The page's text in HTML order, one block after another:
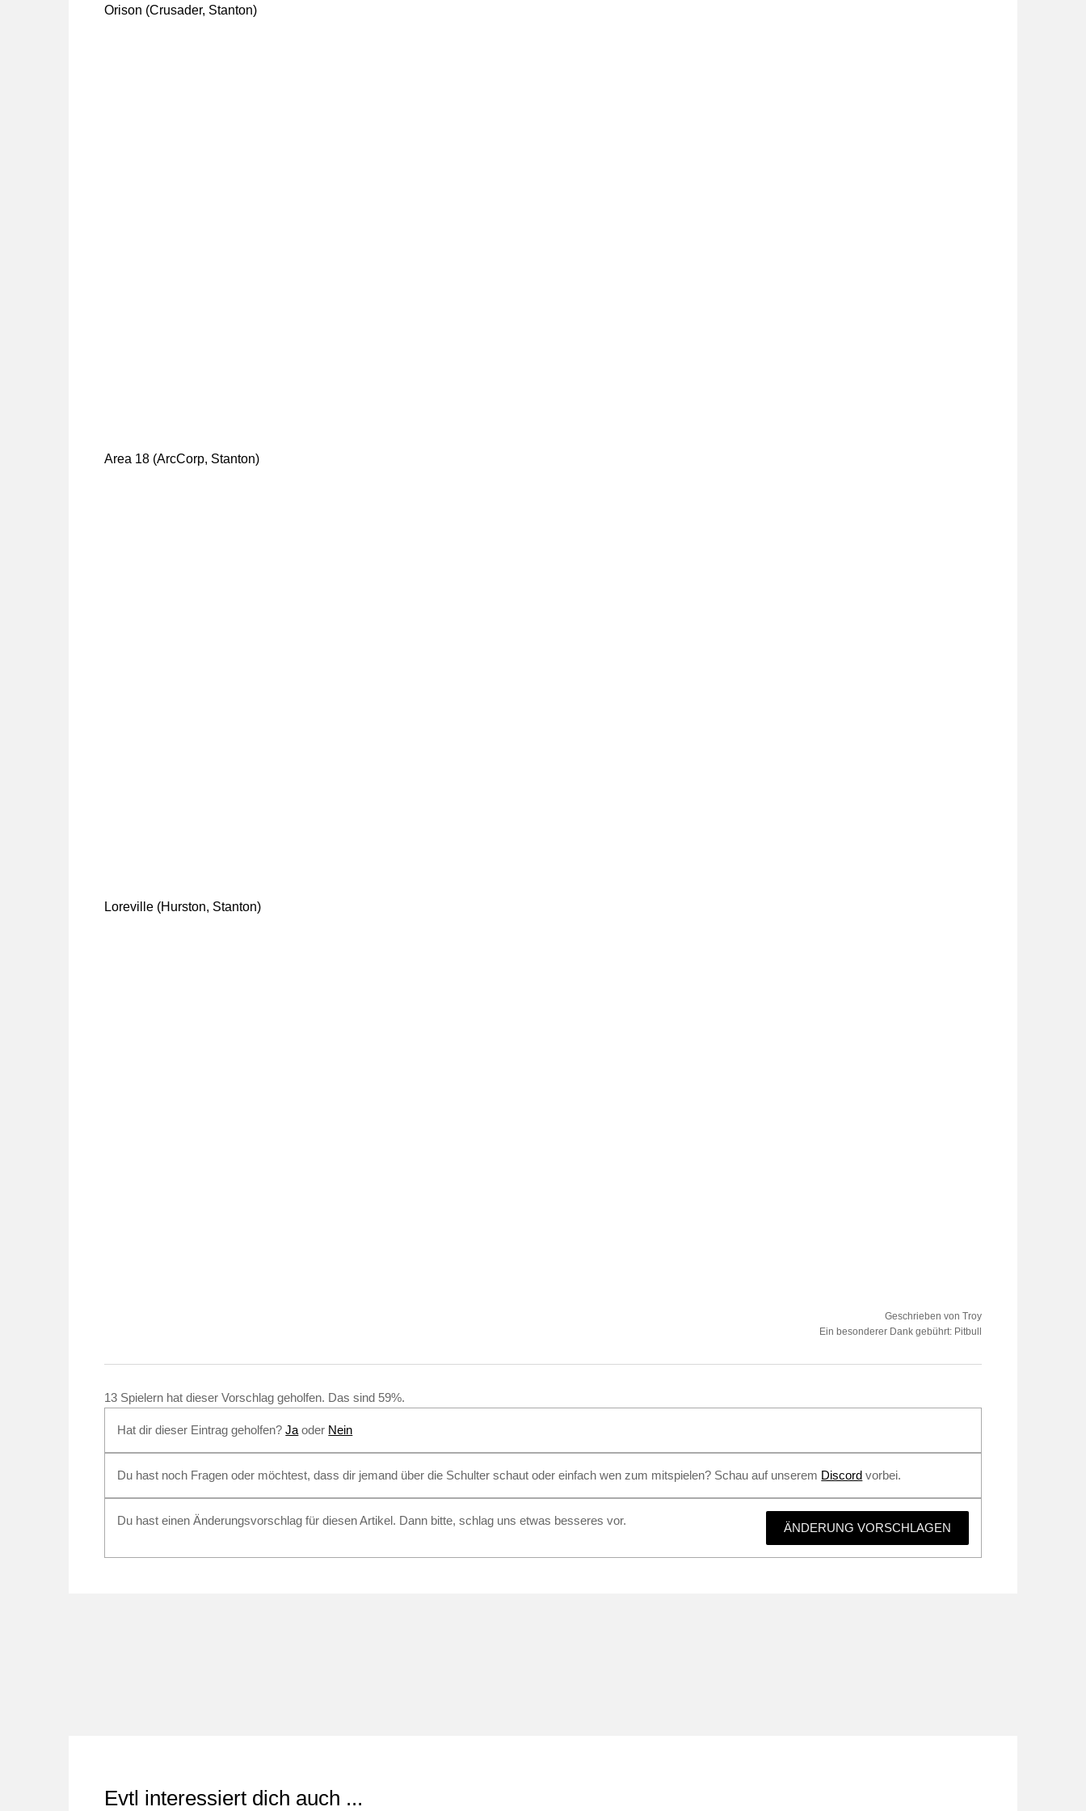
Orison (Crusader, Stanton)
Area 18 (ArcCorp, Stanton)
Loreville (Hurston, Stanton)
Geschrieben von Troy
Ein besonderer Dank gebührt: Pitbull
13 Spielern hat dieser Vorschlag geholfen. Das sind 59%.
Hat dir dieser Eintrag geholfen?Ja oder Nein
Du hast noch Fragen oder möchtest, dass dir jemand über die Schulter schaut oder einfach wen zum mitspielen? Schau auf unserem Discord vorbei.
ÄNDERUNG VORSCHLAGEN
Du hast einen Änderungsvorschlag für diesen Artikel. Dann bitte, schlag uns etwas besseres vor.
Evtl interessiert dich auch ...